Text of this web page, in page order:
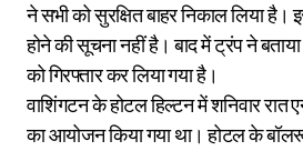
ने सभी को सुरक्षित बाहर निकाल लिया
होने की सूचना नहीं है। बाद में ट्रंप ने
को गिरफ्तार कर लिया गया है।
वाशिंगटन के होटल हिल्टन में शनिवार
का आयोजन किया गया था। होटल के